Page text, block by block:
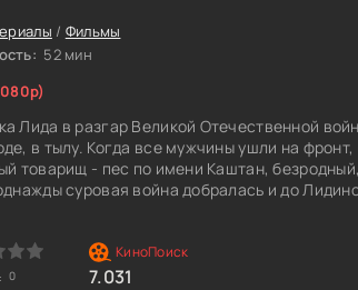
/ Фильмы
52 мин
Лида в разгар Великой Отечественной
в тылу. Когда все мужчины ушли на
товарищ - пес по имени Каштан,
суровая война добралась и до
от такой участи, Лида обращается
0 7.031